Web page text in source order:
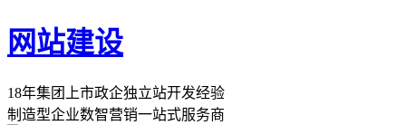
网站建设
18年集团 上市政企独立站开发经验
制 造型企业数智营销一站式服务商